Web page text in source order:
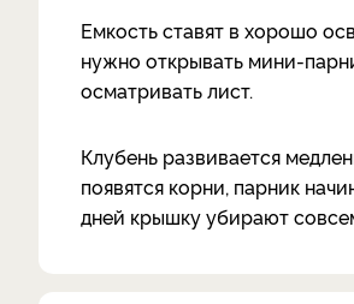
Емкость ставят в хорошо
нужно открывать мини-
осматривать лист.
Клубень развивается
появятся корни, парник
дней крышку убирают